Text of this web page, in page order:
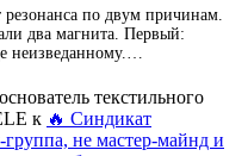
по двум причинам.
два магнита. Первый:
неизведанному.…
текстильного
к 🔥 Синдикат
не мастер-майнд и